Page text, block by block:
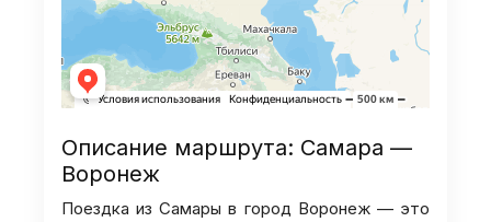
Описание маршрута: Самара —
Воронеж
Поездка из Самары в город Воронеж — это